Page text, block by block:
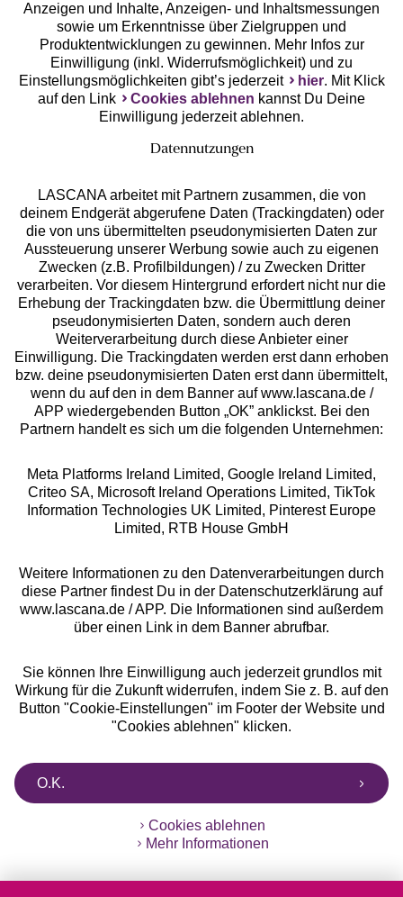
Unsere Apps
Services
Beratung
Über uns
Rechtliches
Alle Preise inkl. MwSt., zzgl.
Versandkosten
** Bonität vorausgesetzt, berechtigt zur Bonitätsprüfung
Anzeigen und Inhalte, Anzeigen- und Inhaltsmessungen
sowie um Erkenntnisse über Zielgruppen und
Produktentwicklungen zu gewinnen. Mehr Infos zur
Einwilligung (inkl. Widerrufsmöglichkeit) und zu
Einstellungsmöglichkeiten gibt’s jederzeit
hier. Mit Klick
auf den Link
Cookies ablehnen kannst Du Deine
Einwilligung jederzeit ablehnen.
Datennutzungen
LASCANA arbeitet mit Partnern zusammen, die von
deinem Endgerät abgerufene Daten (Trackingdaten) oder
die von uns übermittelten pseudonymisierten Daten zur
Aussteuerung unserer Werbung sowie auch zu eigenen
Zwecken (z.B. Profilbildungen) / zu Zwecken Dritter
verarbeiten. Vor diesem Hintergrund erfordert nicht nur die
Erhebung der Trackingdaten bzw. die Übermittlung deiner
pseudonymisierten Daten, sondern auch deren
Weiterverarbeitung durch diese Anbieter einer
Einwilligung. Die Trackingdaten werden erst dann erhoben
bzw. deine pseudonymisierten Daten erst dann übermittelt,
wenn du auf den in dem Banner auf www.lascana.de /
APP wiedergebenden Button „OK” anklickst. Bei den
Partnern handelt es sich um die folgenden Unternehmen:
Meta Platforms Ireland Limited, Google Ireland Limited,
Criteo SA, Microsoft Ireland Operations Limited, TikTok
Information Technologies UK Limited, Pinterest Europe
Limited, RTB House GmbH
Weitere Informationen zu den Datenverarbeitungen durch
diese Partner findest Du in der Datenschutzerklärung auf
www.lascana.de / APP. Die Informationen sind außerdem
über einen Link in dem Banner abrufbar.
Sie können Ihre Einwilligung auch jederzeit grundlos mit
Wirkung für die Zukunft widerrufen, indem Sie z. B. auf den
Button "Cookie-Einstellungen" im Footer der Website und
"Cookies ablehnen" klicken.
O.K.
Cookies ablehnen
Mehr Informationen